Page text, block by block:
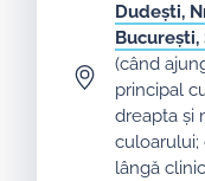
Dudești,
(când
principal
dreapta și
culoarului;
lângă